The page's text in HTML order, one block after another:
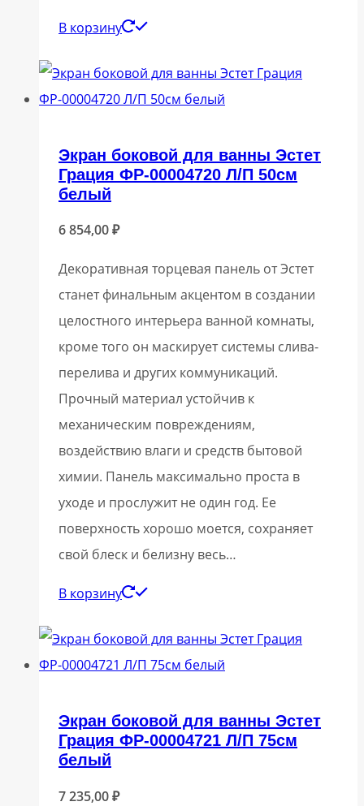
В корзину
Экран боковой для ванны Эстет
Грация ФР-00004720 Л/П 50см
белый
6 854,00₽
Декоративная торцевая панель от Эстет
станет финальным акцентом в создании
целостного интерьера ванной комнаты,
кроме того он маскирует системы слива-
перелива и других коммуникаций.
Прочный материал устойчив к
механическим повреждениям,
воздействию влаги и средств бытовой
химии. Панель максимально проста в
уходе и прослужит не один год. Ее
поверхность хорошо моется, сохраняет
свой блеск и белизну весь…
В корзину
Экран боковой для ванны Эстет
Грация ФР-00004721 Л/П 75см
белый
7 235,00₽